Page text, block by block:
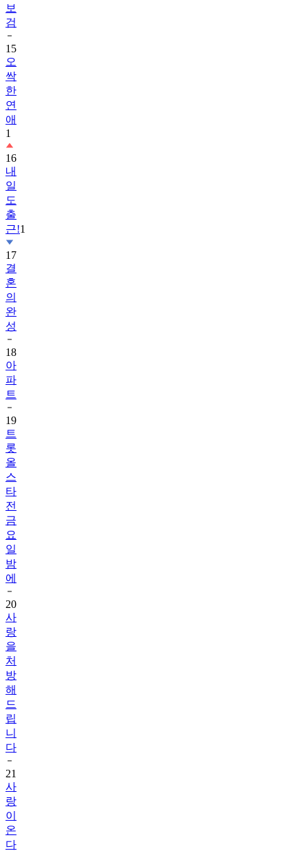
보
검
15
오
싹
한
연
애
1
16
내
일
도
출
근!1
17
결
혼
의
완
성
18
아
파
트
19
트
롯
올
스
타
전
금
요
일
밤
에
20
사
랑
을
처
방
해
드
립
니
다
21
사
랑
이
온
다